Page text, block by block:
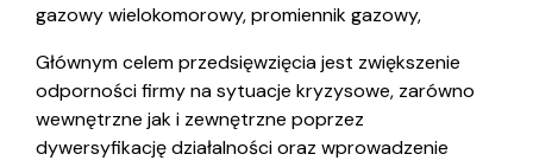
gazowy wielokomorowy, promiennik gazowy,
Głównym celem przedsięwzięcia jest zwiększenie
odporności firmy na sytuacje kryzysowe, zarówno
wewnętrzne jak i zewnętrzne poprzez
dywersyfikację działalności oraz wprowadzenie